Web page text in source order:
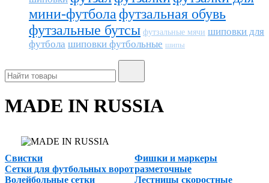
мини-футбола футзальная обувь
футзальные бутсы футзальные мячи шиповки для
футбола шиповки футбольные шипы
MADE IN RUSSIA
Свистки
Сетки для футбольных ворот
Волейбольные сетки
Фишки и маркеры
разметочные
Лестницы скоростные